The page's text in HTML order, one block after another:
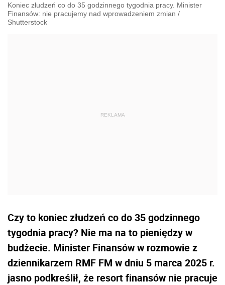
Koniec złudzeń co do 35 godzinnego tygodnia pracy. Minister
Finansów: nie pracujemy nad wprowadzeniem zmian /
Shutterstock
Czy to koniec złudzeń co do 35 godzinnego
tygodnia pracy? Nie ma na to pieniędzy w
budżecie. Minister Finansów w rozmowie z
dziennikarzem RMF FM w dniu 5 marca 2025 r.
jasno podkreślił, że resort finansów nie pracuje